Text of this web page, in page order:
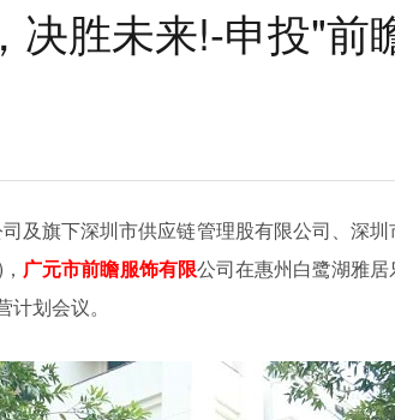
决胜未来!-申投"前
及旗下深圳市供应链管理股有限公司、深
广元市前瞻服饰有限公司在惠州白鹭湖雅
划会议。